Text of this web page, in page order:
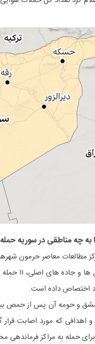
به چه مناطقی در سوریه
اختصاص داده است.
و حومه آن پس از حمص
و اهدافی که مورد اصابت
برای حمله به مراکز